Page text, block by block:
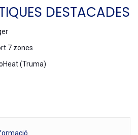
DESTACADES
7 zones
(Truma)